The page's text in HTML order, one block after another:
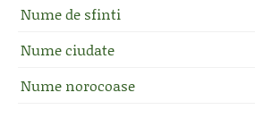
Nume de sfinti
Nume ciudate
Nume norocoase